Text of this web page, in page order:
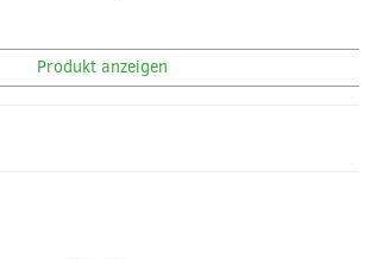
Produkt anzeigen